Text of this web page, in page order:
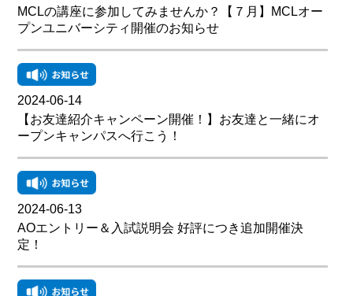
MCLの講座に参加してみませんか？【７月】MCLオー
プンユニバーシティ開催のお知らせ
2024-06-14
【お友達紹介キャンペーン開催！】お友達と一緒にオ
ープンキャンパスへ行こう！
2024-06-13
AOエントリー＆入試説明会 好評につき追加開催決
定！